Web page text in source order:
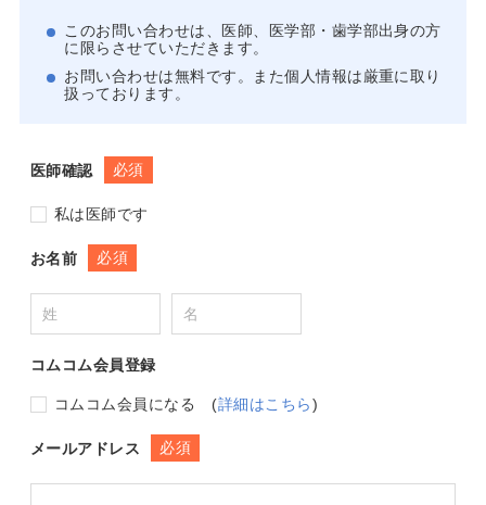
このお問い合わせは、医師、医学部・歯学部出身の方
に限らさせていただきます。
お問い合わせは無料です。また個人情報は厳重に取り
扱っております。
医師確認 必須
私は医師です
お名前 必須
コムコム会員登録
コムコム会員になる (詳細はこちら)
メールアドレス 必須